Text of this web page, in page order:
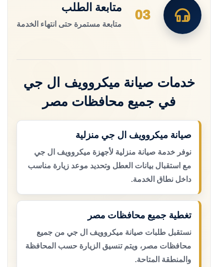
03
متابعة الطلب
متابعة مستمرة حتى انتهاء الخدمة
خدمات صيانة ميكروويف ال جي
في جميع محافظات مصر
صيانة ميكروويف ال جي منزلية
نوفر خدمة صيانة منزلية لأجهزة ميكروويف ال جي
مع استقبال بيانات العطل وتحديد موعد زيارة مناسب
داخل نطاق الخدمة.
تغطية جميع محافظات مصر
نستقبل طلبات صيانة ميكروويف ال جي من جميع
محافظات مصر، ويتم تنسيق الزيارة حسب المحافظة
والمنطقة المتاحة.